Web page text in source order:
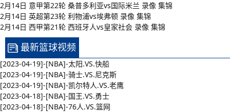
2月14日 意甲第22轮 桑普多利亚vs国际米兰 录像 集锦
2月14日 英超第23轮 利物浦vs埃弗顿 录像 集锦
2月14日 西甲第21轮 西班牙人vs皇家社会 录像 集锦
最新篮球视频
[2023-04-19]-[NBA]-太阳.VS.快船
[2023-04-19]-[NBA]-骑士.VS.尼克斯
[2023-04-19]-[NBA]-凯尔特人.VS.老鹰
[2023-04-18]-[NBA]-国王.VS.勇士
[2023-04-18]-[NBA]-76人.VS.篮网